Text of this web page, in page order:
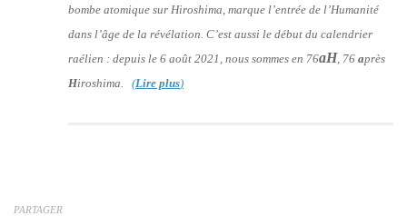
bombe atomique sur Hiroshima, marque l’entrée de l’Humanité
dans l’âge de la révélation. C’est aussi le début du calendrier
raélien : depuis le 6 août 2021, nous sommes en 76aH, 76 après
Hiroshima. (Lire plus)
PARTAGER